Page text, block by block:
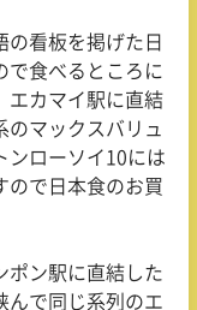
の看板を掲げた日
で食べるところに
エカマイ駅に直結
のマックスバリュ
ンローソイ10には
ので日本食のお買
ポン駅に直結した
んで同じ系列のエ